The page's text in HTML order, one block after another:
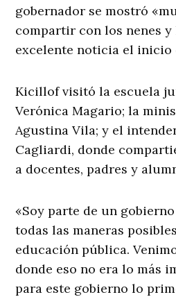
gobernador se mostró
compartir con los nenes y
excelente noticia el
Kicillof visitó la escuela
Verónica Magario; la
Agustina Vila; y el
Cagliardi, donde
a docentes, padres y
«Soy parte de un
todas las maneras
educación pública.
donde eso no era lo más
para este gobierno lo